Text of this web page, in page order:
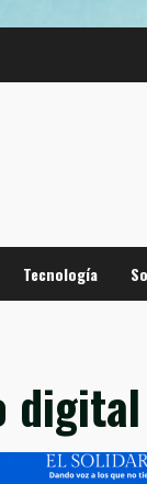
Tecnología
digital